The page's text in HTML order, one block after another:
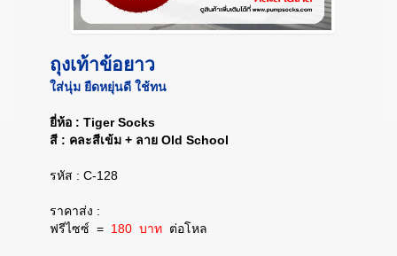
ถุงเท้าข้อยาว
ใส่นุ่ม ยืดหยุ่นดี ใช้ทน
ยี่ห้อ : Tiger Socks
สี : คละสีเข้ม + ลาย Old School
รหัส : C-128
ราคาส่ง :
ฟรีไซซ์ = 180 บาท ต่อโหล